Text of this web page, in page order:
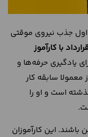
جذب نیروی موقتی
با کارآموز
یادگیری حرفه‌ها و
معمولا سابقه کار
است و او را
این کارآموزان